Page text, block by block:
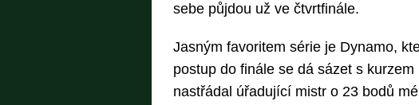
sebe půjdou už ve čtvrtfinále.
Jasným favoritem série je Dynamo,
postup do finále se dá sázet s
nastřádal úřadující mistr o 23 bodů